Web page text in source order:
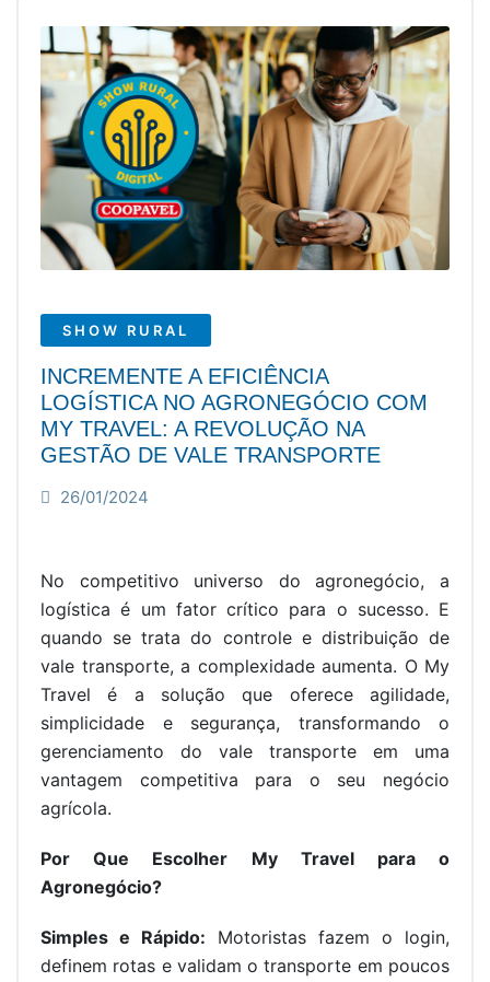
SHOW RURAL
INCREMENTE A EFICIÊNCIA
LOGÍSTICA NO AGRONEGÓCIO COM
MY TRAVEL: A REVOLUÇÃO NA
GESTÃO DE VALE TRANSPORTE
26/01/2024
No competitivo universo do agronegócio, a
logística é um fator crítico para o sucesso. E
quando se trata do controle e distribuição de
vale transporte, a complexidade aumenta. O My
Travel é a solução que oferece agilidade,
simplicidade e segurança, transformando o
gerenciamento do vale transporte em uma
vantagem competitiva para o seu negócio
agrícola.
Por Que Escolher My Travel para o
Agronegócio?
Simples e Rápido: Motoristas fazem o login,
definem rotas e validam o transporte em poucos